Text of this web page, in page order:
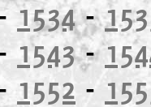
1534-
1543-
1552 -